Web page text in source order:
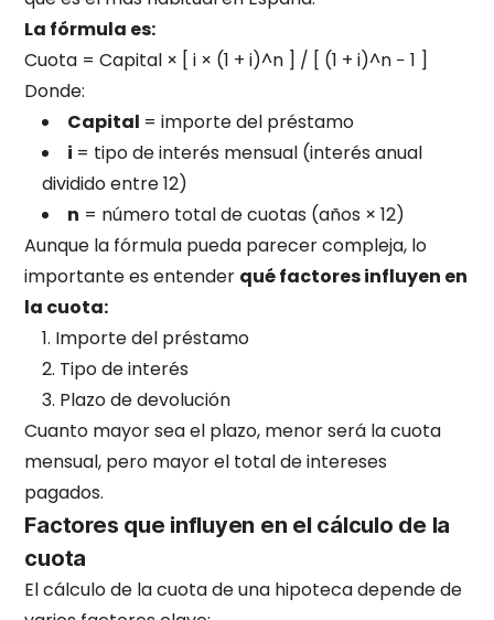
La fórmula es:
Cuota = Capital × [ i × (1 + i)^n ] / [ (1 + i)^n − 1 ]
Donde:
Capital = importe del préstamo
i = tipo de interés mensual (interés anual
dividido entre 12)
n = número total de cuotas (años × 12)
Aunque la fórmula pueda parecer compleja, lo
importante es entender qué factores influyen en
la cuota:
Importe del préstamo
Tipo de interés
Plazo de devolución
Cuanto mayor sea el plazo, menor será la cuota
mensual, pero mayor el total de intereses
pagados.
Factores que influyen en el cálculo de la
cuota
El cálculo de la cuota de una hipoteca depende de